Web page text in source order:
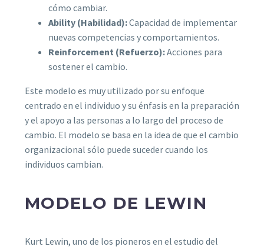
cómo cambiar.
Ability (Habilidad):Capacidad de implementar
nuevas competencias y comportamientos.
Reinforcement (Refuerzo):Acciones para
sostener el cambio.
Este modelo es muy utilizado por su enfoque
centrado en el individuo y su énfasis en la preparación
y el apoyo a las personas a lo largo del proceso de
cambio. El modelo se basa en la idea de que el cambio
organizacional sólo puede suceder cuando los
individuos cambian.
MODELO DE LEWIN
Kurt Lewin, uno de los pioneros en el estudio del